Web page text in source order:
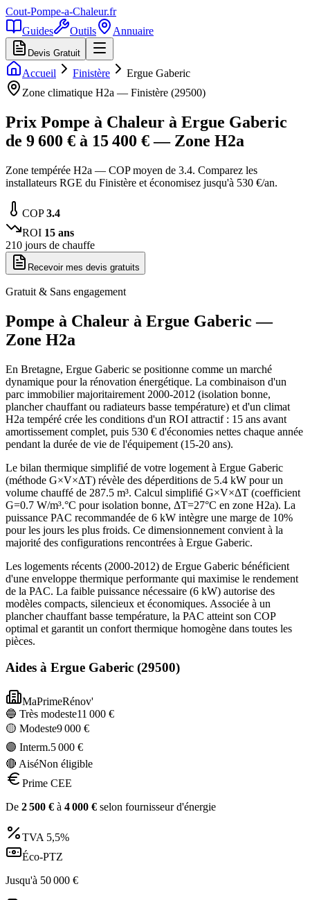
Cout-Pompe-a-Chaleur.fr
Guides
Outils Annuaire
Devis Gratuit
Accueil Finistère
Ergue Gaberic
Zone climatique H2a — Finistère (29500)
Prix Pompe à Chaleur à Ergue Gaberic
de 9 600 € à 15 400 € — Zone H2a
Zone tempérée H2a — COP moyen de 3.4. Comparez les
installateurs RGE du Finistère et économisez jusqu'à 530 €/an.
COP3.4
ROI 15 ans
210 jours de chauffe
Recevoir mes devis gratuits
Gratuit & Sans engagement
Pompe à Chaleur à Ergue Gaberic —
Zone H2a
En Bretagne, Ergue Gaberic se positionne comme un marché
dynamique pour la rénovation énergétique. La combinaison d'un
parc immobilier majoritairement 2000-2012 (isolation bonne,
plancher chauffant ou radiateurs basse température) et d'un climat
H2a tempéré crée les conditions d'un ROI attractif : 15 ans avant
amortissement complet, puis 530 € d'économies nettes chaque année
pendant la durée de vie de l'équipement (15-20 ans).
Le bilan thermique simplifié de votre logement à Ergue Gaberic
(méthode G×V×ΔT) révèle des déperditions de 5.4 kW pour un
volume chauffé de 287.5 m³. Calcul simplifié G×V×ΔT (coefficient
G=0.7 W/m³.°C pour isolation bonne, ΔT=27°C en zone H2a). La
puissance PAC recommandée de 6 kW intègre une marge de 10%
pour les jours les plus froids. Ce dimensionnement convient à la
majorité des configurations rencontrées à Ergue Gaberic.
Les logements récents (2000-2012) de Ergue Gaberic bénéficient
d'une enveloppe thermique performante qui maximise le rendement
de la PAC. La faible puissance nécessaire (6 kW) autorise des
modèles compacts, silencieux et économiques. Associée à un
plancher chauffant basse température, la PAC atteint son COP
optimal et garantit un confort thermique homogène dans toutes les
pièces.
Aides à Ergue Gaberic (29500)
MaPrimeRénov'
🔵 Très modeste11 000 €
🟡 Modeste9 000 €
🟣 Interm.5 000 €
🔴 AiséNon éligible
Prime CEE
De 2 500 € à 4 000 € selon fournisseur d'énergie
TVA 5,5%
Éco-PTZ
Jusqu'à 50 000 €